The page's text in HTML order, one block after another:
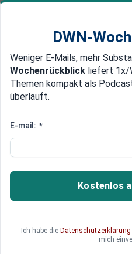
Newsticker MEIN DWN:
Edelmetalle DWN-
Verschlüsselte Chat-Funktion
Terror:
PlayStation
IS-Terroristen
die verschlüsselte
DWN-
Weniger E-Mails, mehr
Wochenrückblick liefert 1x/
Themen kompakt als
überläuft.
E-mail: *
Kostenlos
Ich habe die Datenschutzerklärung
mich